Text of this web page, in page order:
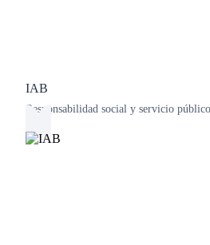
IAB
Responsabilidad social y servicio público